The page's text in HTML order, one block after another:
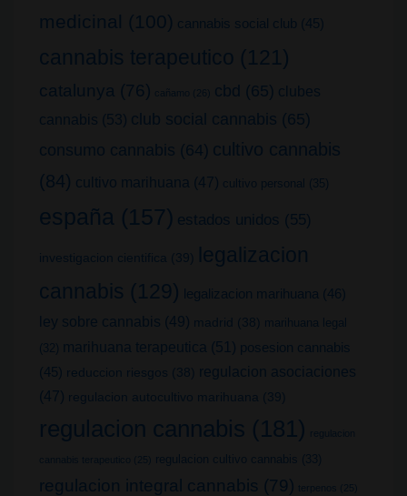
medicinal (100) cannabis social club (45)
cannabis terapeutico (121)
catalunya (76) cañamo (26) cbd (65) clubes
cannabis (53) club social cannabis (65)
consumo cannabis (64) cultivo cannabis
(84) cultivo marihuana (47) cultivo personal (35)
españa (157) estados unidos (55)
investigacion cientifica (39)
legalizacion
cannabis (129) legalizacion marihuana (46)
ley sobre cannabis (49) madrid (38)
marihuana legal
(32)
marihuana terapeutica (51) posesion cannabis
(45) reduccion riesgos (38)
regulacion asociaciones
(47) regulacion autocultivo marihuana (39)
regulacion cannabis (181) regulacion
cannabis terapeutico (25) regulacion cultivo cannabis (33)
regulacion integral cannabis (79) terpenos (25)